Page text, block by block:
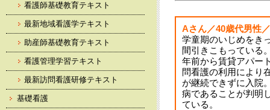
Aさん／40歳代男性
学童期のいじめをき
間引きこもっている
年前から賃貸アパー
問看護の利用により
が継続できずに入院
病であることが判明
ている。
看護師基礎教育テキスト
最新地域看護学テキスト
助産師基礎教育テキスト
看護管理学習テキスト
最新訪問看護研修テキスト
基礎看護